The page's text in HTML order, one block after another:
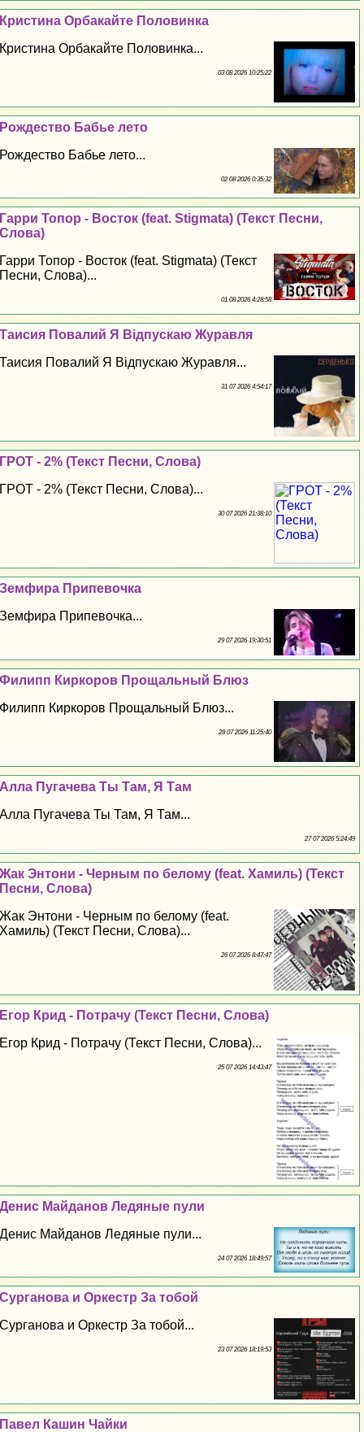
Кристина Орбакайте Половинка
Кристина Орбакайте Половинка...
03 08 2026 10:25:22
Рождество Бабье лето
Рождество Бабье лето...
02 08 2026 0:35:32
Гарри Топор - Восток (feat. Stigmata) (Текст Песни,
Слова)
Гарри Топор - Восток (feat. Stigmata) (Текст
Песни, Слова)...
01 08 2026 4:28:58
Таисия Повалий Я Відпускаю Журавля
Таисия Повалий Я Відпускаю Журавля...
31 07 2026 4:54:17
ГРОТ - 2% (Текст Песни, Слова)
ГРОТ - 2% (Текст Песни, Слова)...
30 07 2026 21:38:10
Земфира Припевочка
Земфира Припевочка...
29 07 2026 19:30:51
Филипп Киркоров Прощальный Блюз
Филипп Киркоров Прощальный Блюз...
28 07 2026 11:25:40
Алла Пугачева Ты Там, Я Там
Алла Пугачева Ты Там, Я Там...
27 07 2026 5:24:49
Жак Энтони - Черным по белому (feat. Хамиль) (Текст
Песни, Слова)
Жак Энтони - Черным по белому (feat.
Хамиль) (Текст Песни, Слова)...
26 07 2026 8:47:47
Егор Крид - Потрачу (Текст Песни, Слова)
Егор Крид - Потрачу (Текст Песни, Слова)...
25 07 2026 14:43:47
Денис Майданов Ледяные пули
Денис Майданов Ледяные пули...
24 07 2026 18:49:57
Сурганова и Оркестр За тобой
Сурганова и Оркестр За тобой...
23 07 2026 18:19:53
Павел Кашин Чайки